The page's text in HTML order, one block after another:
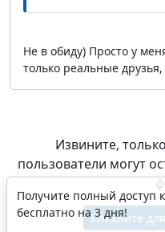
Не в обиду) Просто у
только реальные
Извините,
пользователи могут
Кликните
Получите полный доступ
бесплатно на 3 дня!